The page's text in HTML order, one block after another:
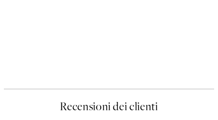
Recensioni dei clienti